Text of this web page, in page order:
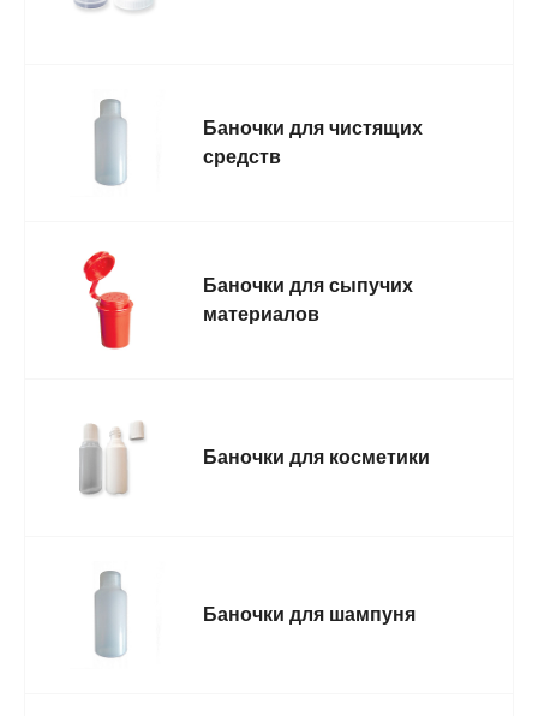
Баночки для чистящих
средств
Баночки для сыпучих
материалов
Баночки для косметики
Баночки для шампуня